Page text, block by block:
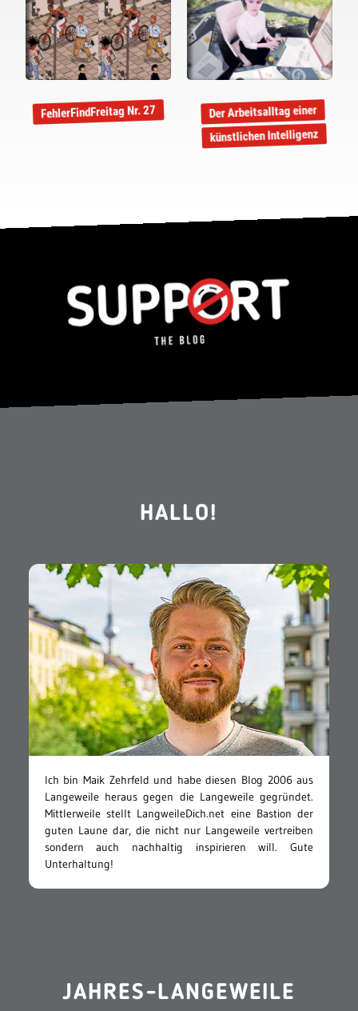
FehlerFindFreitag Nr. 27 Der Arbeitsalltag einer
künstlichen Intelligenz
HALLO!
Ich bin Maik Zehrfeld und habe diesen Blog 2006 aus
Langeweile heraus gegen die Langeweile gegründet.
Mittlerweile stellt LangweileDich.net eine Bastion der
guten Laune dar, die nicht nur Langeweile vertreiben
sondern auch nachhaltig inspirieren will. Gute
Unterhaltung!
JAHRES-LANGEWEILE